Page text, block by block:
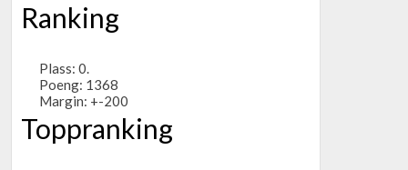
Ranking
Plass: 0.
Poeng: 1368
Margin: +-200
Toppranking